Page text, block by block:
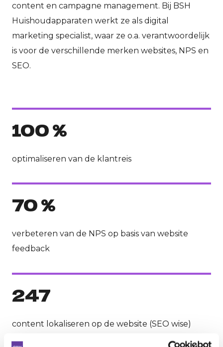
content en campagne management. Bij BSH
Huishoudapparaten werkt ze als digital
marketing specialist, waar ze o.a. verantwoordelijk
is voor de verschillende merken websites, NPS en
SEO.
100 %
optimaliseren van de klantreis
70 %
verbeteren van de NPS op basis van website
feedback
247
content lokaliseren op de website (SEO wise)